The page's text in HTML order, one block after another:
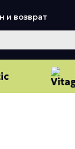
и возврат